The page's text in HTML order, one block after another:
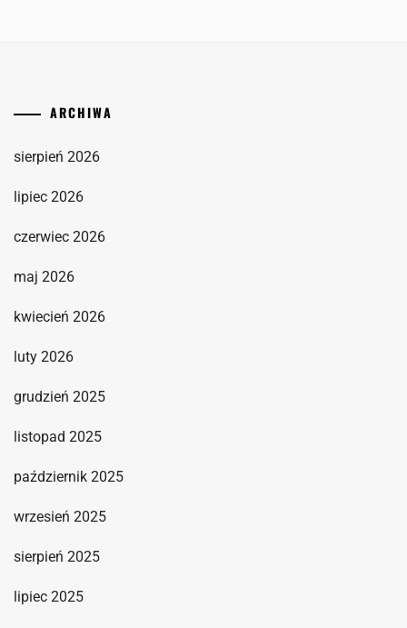
ARCHIWA
sierpień 2026
lipiec 2026
czerwiec 2026
maj 2026
kwiecień 2026
luty 2026
grudzień 2025
listopad 2025
październik 2025
wrzesień 2025
sierpień 2025
lipiec 2025